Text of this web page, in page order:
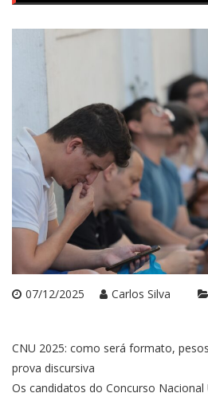
07/12/2025 Carlos Silva
CNU 2025: como será formato,
prova discursiva
Os candidatos do Concurso Nacional